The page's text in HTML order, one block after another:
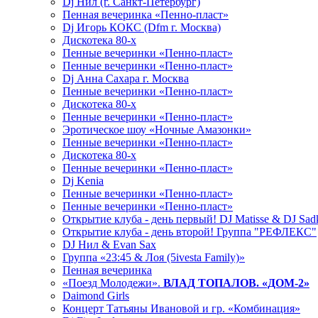
Пенная вечеринка «Пенно-пласт»
Dj Игорь КОКС (Dfm г. Москва)
Дискотека 80-х
Пенные вечеринки «Пенно-пласт»
Пенные вечеринки «Пенно-пласт»
Dj Анна Сахара г. Москва
Пенные вечеринки «Пенно-пласт»
Дискотека 80-х
Пенные вечеринки «Пенно-пласт»
Эротическое шоу «Ночные Амазонки»
Пенные вечеринки «Пенно-пласт»
Дискотека 80-х
Пенные вечеринки «Пенно-пласт»
Dj Kenia
Пенные вечеринки «Пенно-пласт»
Пенные вечеринки «Пенно-пласт»
Открытие клуба - день первый! DJ Matisse & DJ
Открытие клуба - день второй! Группа "РЕФЛЕКС"
DJ Нил & Evan Sax
Группа «23:45 & Лоя (5ivesta Family)»
Пенная вечеринка
«Поезд Молодежи». ВЛАД ТОПАЛОВ. «ДОМ-2»
Daimond Girls
Концерт Татьяны Ивановой и гр. «Комбинация»